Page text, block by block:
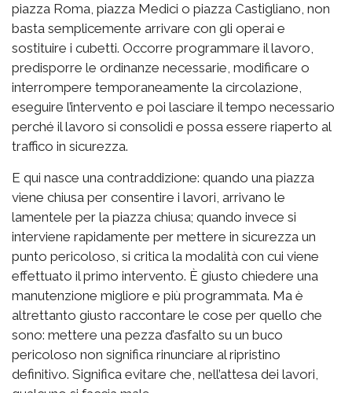
piazza Roma, piazza Medici o piazza Castigliano, non
basta semplicemente arrivare con gli operai e
sostituire i cubetti. Occorre programmare il lavoro,
predisporre le ordinanze necessarie, modificare o
interrompere temporaneamente la circolazione,
eseguire l’intervento e poi lasciare il tempo necessario
perché il lavoro si consolidi e possa essere riaperto al
traffico in sicurezza.
E qui nasce una contraddizione: quando una piazza
viene chiusa per consentire i lavori, arrivano le
lamentele per la piazza chiusa; quando invece si
interviene rapidamente per mettere in sicurezza un
punto pericoloso, si critica la modalità con cui viene
effettuato il primo intervento. È giusto chiedere una
manutenzione migliore e più programmata. Ma è
altrettanto giusto raccontare le cose per quello che
sono: mettere una pezza d’asfalto su un buco
pericoloso non significa rinunciare al ripristino
definitivo. Significa evitare che, nell’attesa dei lavori,